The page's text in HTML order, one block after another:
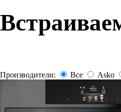
Производители: Все Asko